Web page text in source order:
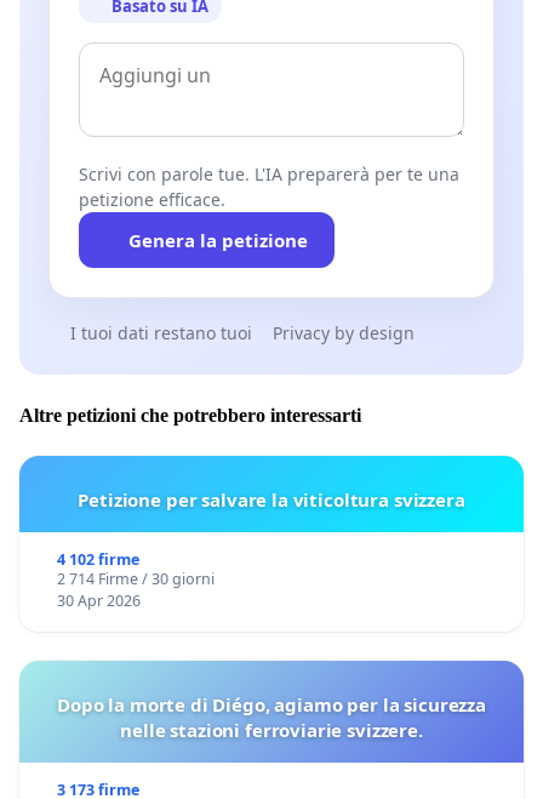
Basato su IA
Scrivi con parole tue. L'IA preparerà per te una
petizione efficace.
Genera la petizione
I tuoi dati restano tuoi Privacy by design
Altre petizioni che potrebbero interessarti
Petizione per salvare la viticoltura svizzera
4 102 firme
2 714 Firme / 30 giorni
30 Apr 2026
Dopo la morte di Diégo, agiamo per la sicurezza
nelle stazioni ferroviarie svizzere.
3 173 firme